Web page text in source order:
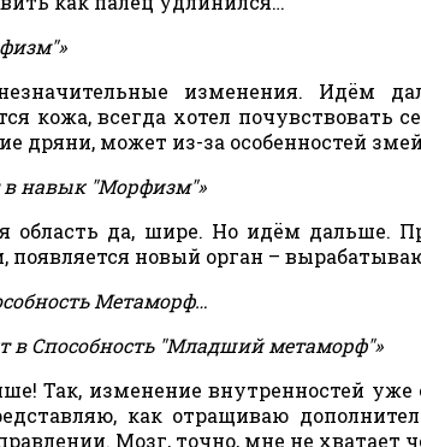
изменения. Идём
кожа, всегда хотел почувствовать
дряни, может из-за особенностей
в навык "Морфизм"»
область да, шире. Но идём дальше.
появляется новый орган –
Метаморф…
в Способность "Младший метаморф"»
Так, изменение внутренностей уже
как отращиваю
Мозг, точно, мне не хватает